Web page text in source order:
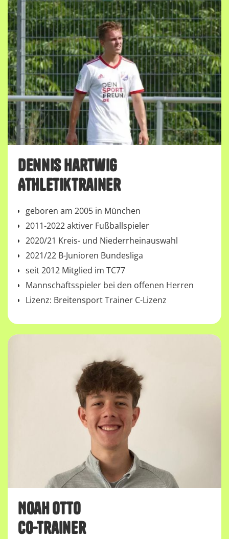
Dennis Hartwig
Athletiktrainer
geboren am 2005 in München
2011-2022 aktiver Fußballspieler
2020/21 Kreis- und Niederrheinauswahl
2021/22 B-Junioren Bundesliga
seit 2012 Mitglied im TC77
Mannschaftsspieler bei den offenen Herren
Lizenz: Breitensport Trainer C-Lizenz
Noah Otto
Co-Trainer